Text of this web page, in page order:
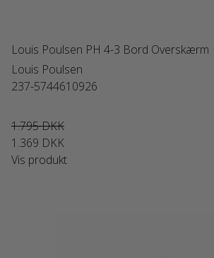
Louis Poulsen PH 4-3 Bord Overskærm
Louis Poulsen
237-5744610926
1.795 DKK
1.369 DKK
Vis produkt